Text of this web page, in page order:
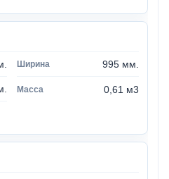
995 мм.
0,61 м3